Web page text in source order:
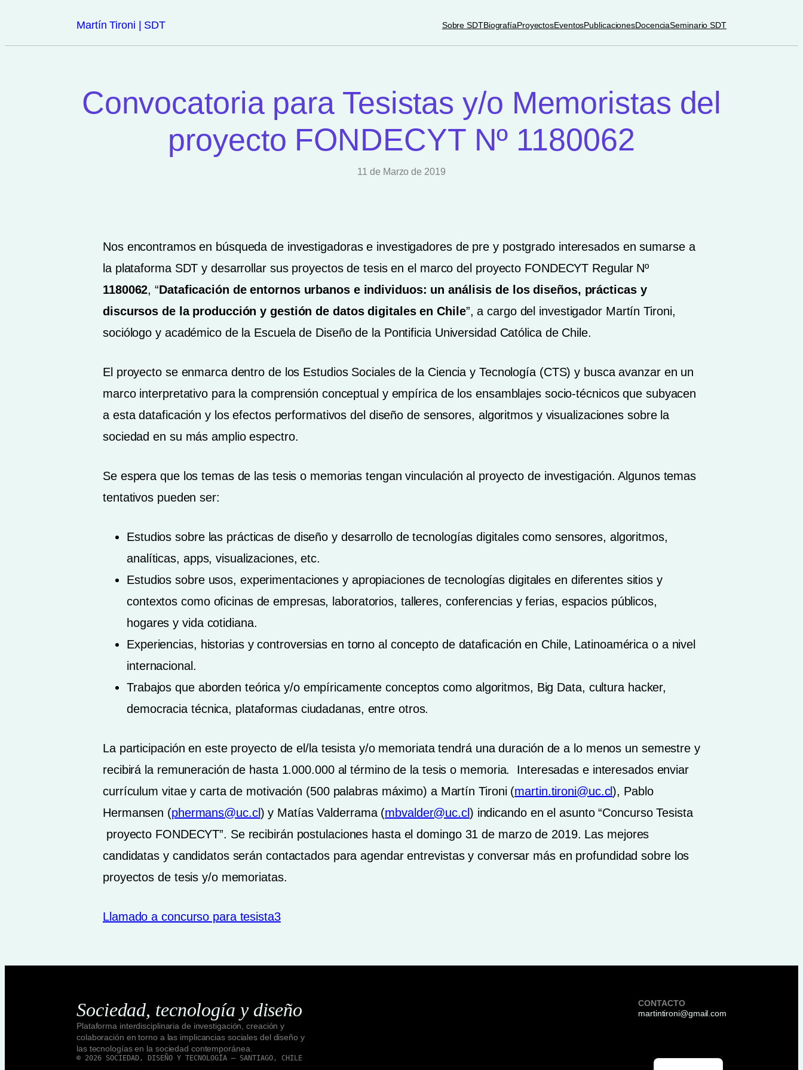
Martín Tironi | SDT Sobre SDTBiografíaProyectosEventosPublicacionesDocenciaSeminario SDT
Convocatoria para Tesistas y/o Memoristas del
proyecto FONDECYT Nº 1180062
11 de Marzo de 2019
Nos encontramos en búsqueda de investigadoras e investigadores de pre y postgrado interesados en sumarse a
la plataforma SDT y desarrollar sus proyectos de tesis en el marco del proyecto FONDECYT Regular Nº
1180062, “Dataficación de entornos urbanos e individuos: un análisis de los diseños, prácticas y
discursos de la producción y gestión de datos digitales en Chile”, a cargo del investigador Martín Tironi,
sociólogo y académico de la Escuela de Diseño de la Pontificia Universidad Católica de Chile.
El proyecto se enmarca dentro de los Estudios Sociales de la Ciencia y Tecnología (CTS) y busca avanzar en un
marco interpretativo para la comprensión conceptual y empírica de los ensamblajes socio-técnicos que subyacen
a esta dataficación y los efectos performativos del diseño de sensores, algoritmos y visualizaciones sobre la
sociedad en su más amplio espectro.
Se espera que los temas de las tesis o memorias tengan vinculación al proyecto de investigación. Algunos temas
tentativos pueden ser:
Estudios sobre las prácticas de diseño y desarrollo de tecnologías digitales como sensores, algoritmos,
analíticas, apps, visualizaciones, etc.
Estudios sobre usos, experimentaciones y apropiaciones de tecnologías digitales en diferentes sitios y
contextos como oficinas de empresas, laboratorios, talleres, conferencias y ferias, espacios públicos,
hogares y vida cotidiana.
Experiencias, historias y controversias en torno al concepto de dataficación en Chile, Latinoamérica o a nivel
internacional.
Trabajos que aborden teórica y/o empíricamente conceptos como algoritmos, Big Data, cultura hacker,
democracia técnica, plataformas ciudadanas, entre otros.
La participación en este proyecto de el/la tesista y/o memoriata tendrá una duración de a lo menos un semestre y
recibirá la remuneración de hasta 1.000.000 al término de la tesis o memoria. Interesadas e interesados enviar
currículum vitae y carta de motivación (500 palabras máximo) a Martín Tironi (martin.tironi@uc.cl), Pablo
Hermansen (phermans@uc.cl) y Matías Valderrama (mbvalder@uc.cl) indicando en el asunto “Concurso Tesista
proyecto FONDECYT”. Se recibirán postulaciones hasta el domingo 31 de marzo de 2019. Las mejores
candidatas y candidatos serán contactados para agendar entrevistas y conversar más en profundidad sobre los
proyectos de tesis y/o memoriatas.
Llamado a concurso para tesista3
Sociedad, tecnología y diseño
Plataforma interdisciplinaria de investigación, creación y
colaboración en torno a las implicancias sociales del diseño y
las tecnologías en la sociedad contemporánea.
CONTACTO
martintironi@gmail.com
© 2026 SOCIEDAD, DISEÑO Y TECNOLOGÍA — SANTIAGO, CHILE